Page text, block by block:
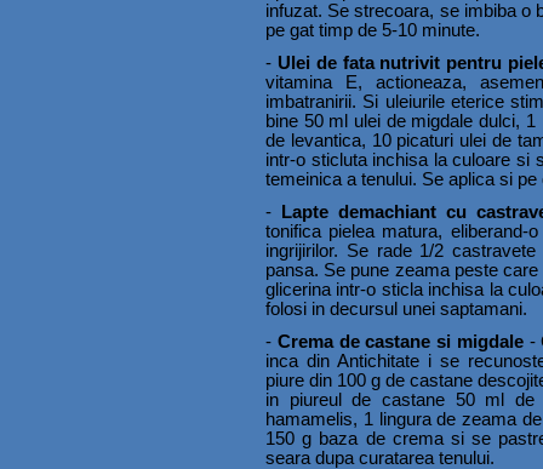
infuzat. Se strecoara, se imbiba o
pe gat timp de 5-10 minute.
- Ulei de fata nutrivit pentru
vitamina E, actioneaza,
imbatranirii. Si uleiurile eterice
bine 50 ml ulei de migdale dulci,
de levantica, 10 picaturi ulei de
intr-o sticluta inchisa la culoare si
temeinica a tenului. Se aplica si
-
Lapte demachiant cu
tonifica pielea matura, eliberand-
ingrijirilor. Se rade 1/2
pansa. Se pune zeama peste
glicerina intr-o sticla inchisa la
folosi in decursul unei saptamani.
- Crema de castane si migdale-
inca din Antichitate i se
piure din 100 g de castane
in piureul de castane 50 ml
hamamelis, 1 lingura de zeama
150 g baza de crema si se
seara dupa curatarea tenului.